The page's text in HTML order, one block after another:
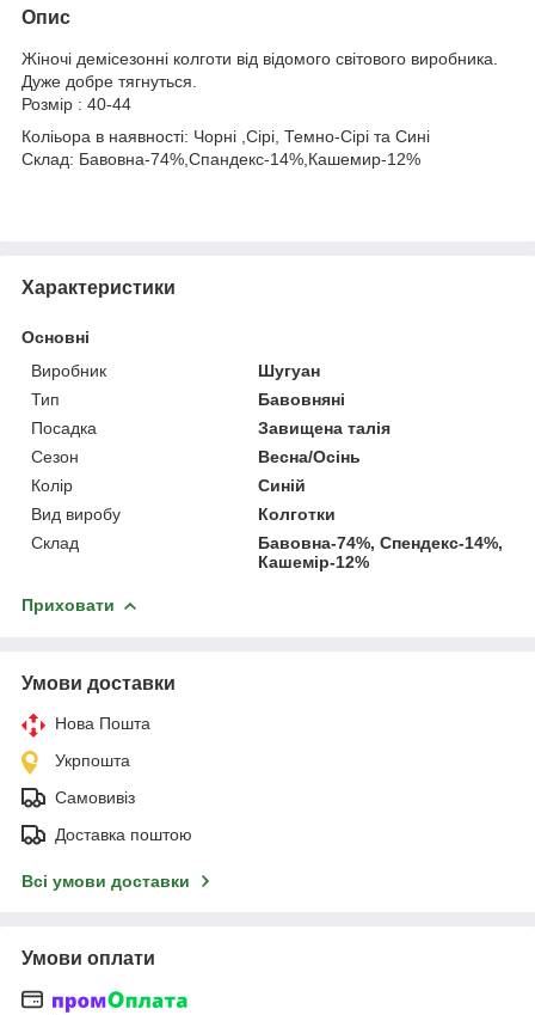
Опис
Жіночі демісезонні колготи від відомого світового виробника.
Дуже добре тягнуться.
Розмір : 40-44
Коліьора в наявності: Чорні ,Сірі, Темно-Сірі та Сині
Склад: Бавовна-74%,Спандекс-14%,Кашемир-12%
Характеристики
Основні
Виробник
Шугуан
Тип
Бавовняні
Посадка
Завищена талія
Сезон
Весна/Осінь
Колір
Синій
Вид виробу
Колготки
Склад
Бавовна-74%, Спендекс-14%,
Кашемір-12%
Приховати
Умови доставки
Нова Пошта
Укрпошта
Самовивіз
Доставка поштою
Всі умови доставки
Умови оплати